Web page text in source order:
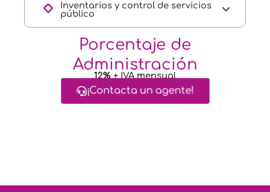
Inventarios y control de servicios
público
Porcentaje de
Administración
12%+ IVA mensual
¡Contacta un agente!